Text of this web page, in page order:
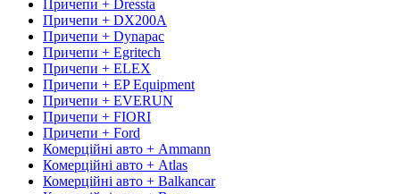
Причепи + Dressta
Причепи + DX200A
Причепи + Dynapac
Причепи + Egritech
Причепи + ELEX
Причепи + EP Equipment
Причепи + EVERUN
Причепи + FIORI
Причепи + Ford
Комерційні авто + Ammann
Комерційні авто + Atlas
Комерційні авто + Balkancar